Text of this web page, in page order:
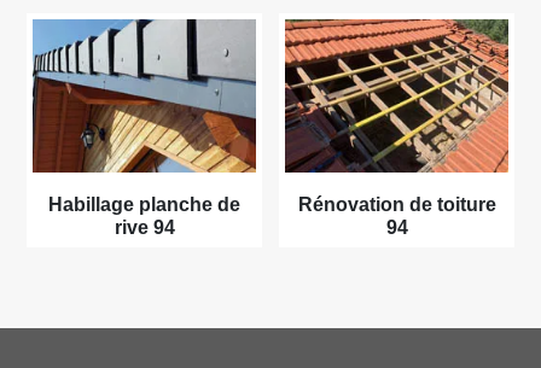
Habillage planche de
rive 94
Rénovation de toiture
94